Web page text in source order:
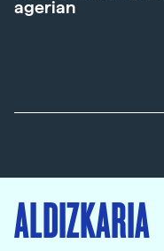
agerian
ALDIZKARIA